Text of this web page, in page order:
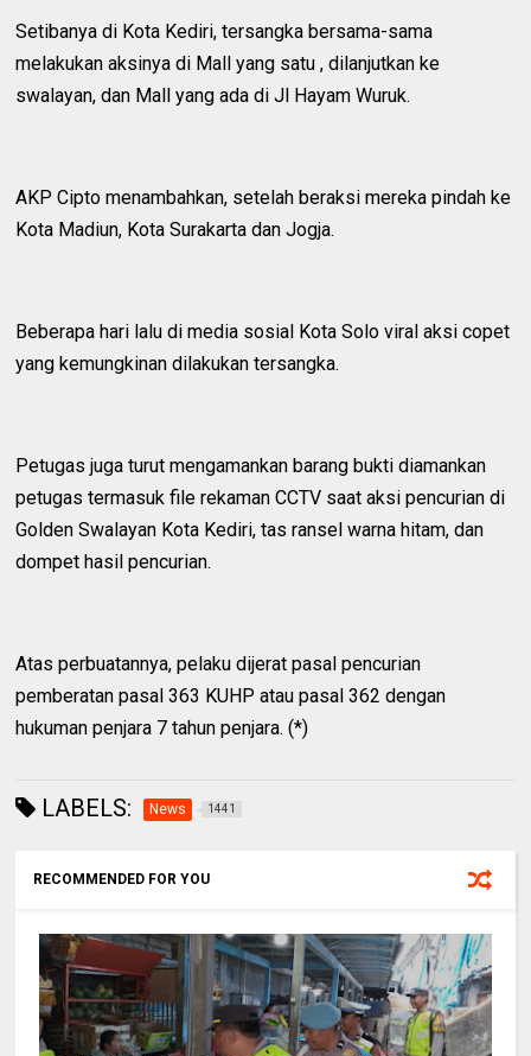
Setibanya di Kota Kediri, tersangka bersama-sama
melakukan aksinya di Mall yang satu , dilanjutkan ke
swalayan, dan Mall yang ada di Jl Hayam Wuruk.
AKP Cipto menambahkan, setelah beraksi mereka pindah ke
Kota Madiun, Kota Surakarta dan Jogja.
Beberapa hari lalu di media sosial Kota Solo viral aksi copet
yang kemungkinan dilakukan tersangka.
Petugas juga turut mengamankan barang bukti diamankan
petugas termasuk file rekaman CCTV saat aksi pencurian di
Golden Swalayan Kota Kediri, tas ransel warna hitam, dan
dompet hasil pencurian.
Atas perbuatannya, pelaku dijerat pasal pencurian
pemberatan pasal 363 KUHP atau pasal 362 dengan
hukuman penjara 7 tahun penjara. (*)
LABELS: News 1441
RECOMMENDED FOR YOU